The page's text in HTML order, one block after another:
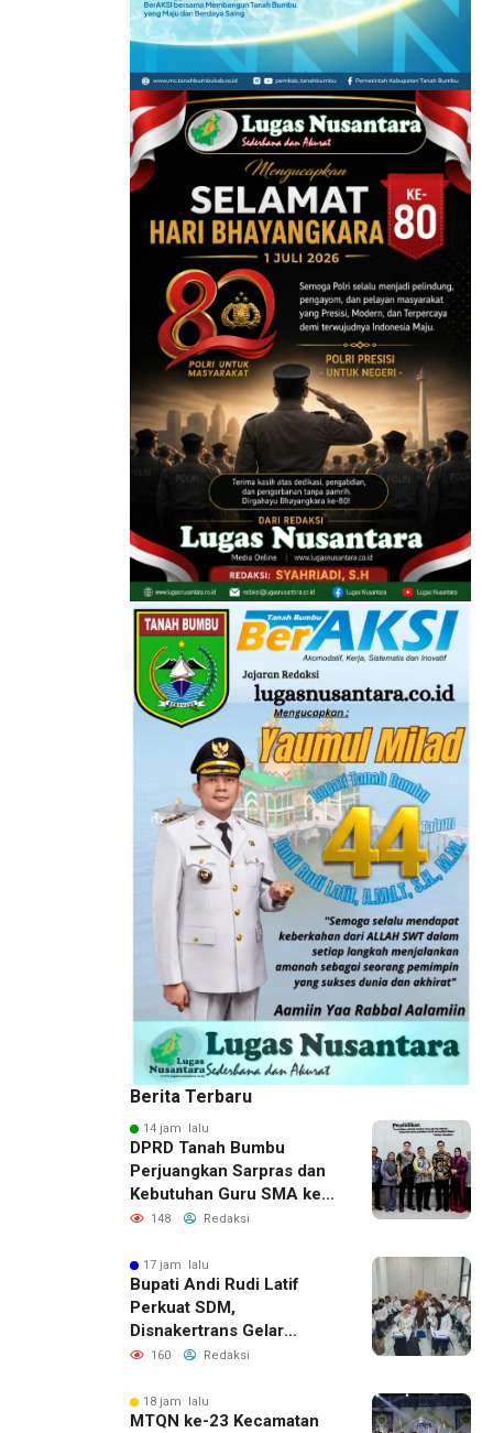
Berita Terbaru
14 jam lalu
DPRD Tanah Bumbu
Perjuangkan Sarpras dan
Kebutuhan Guru SMA ke
Pemprov Kalsel
148 Redaksi
17 jam lalu
Bupati Andi Rudi Latif
Perkuat SDM,
Disnakertrans Gelar
Pelatihan Desain Grafis
160 Redaksi
18 jam lalu
MTQN ke-23 Kecamatan